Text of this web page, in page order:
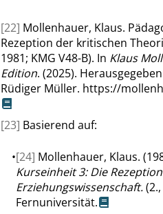
[22] Mollenhauer, Klaus.
Rezeption der kritischen
1981; KMG V48-B). In Klaus
Edition. (2025).
Rüdiger Müller. https://
[23] Basierend auf:
•[24] Mollenhauer, Klaus.
Kurseinheit 3: Die
Erziehungswissenschaft.
Fernuniversität.